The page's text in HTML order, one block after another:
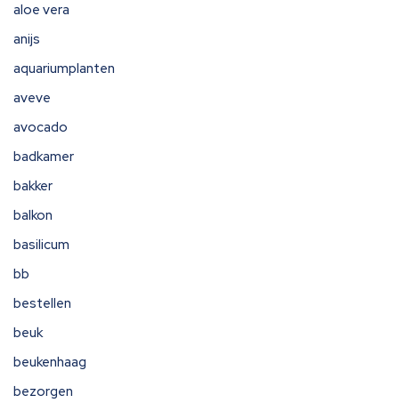
aloe vera
anijs
aquariumplanten
aveve
avocado
badkamer
bakker
balkon
basilicum
bb
bestellen
beuk
beukenhaag
bezorgen